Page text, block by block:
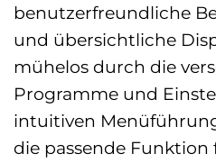
benutzerfreundliche
und übersichtliche
mühelos durch die
Programme und
intuitiven
die passende Funktion